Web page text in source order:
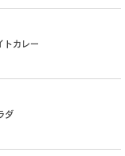
トカレー
ダ